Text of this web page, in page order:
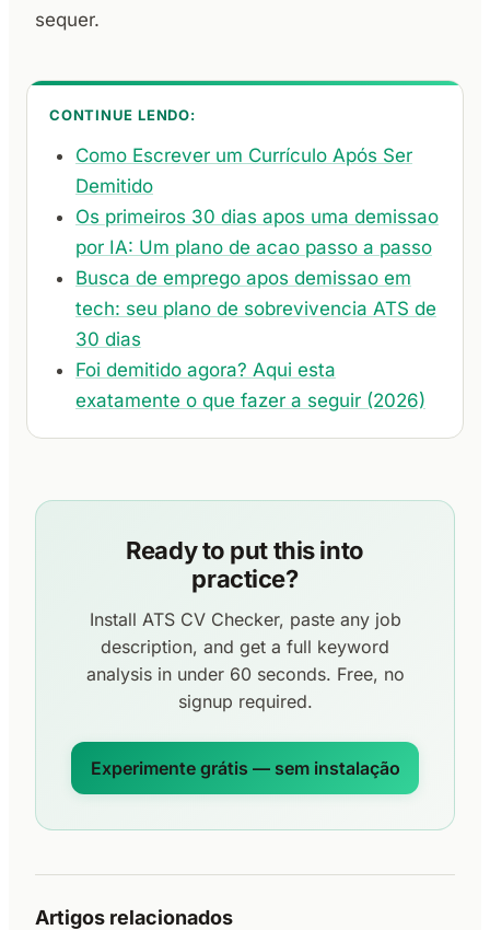
sequer.
CONTINUE LENDO:
Como Escrever um Currículo Após Ser
Demitido
Os primeiros 30 dias apos uma demissao
por IA: Um plano de acao passo a passo
Busca de emprego apos demissao em
tech: seu plano de sobrevivencia ATS de
30 dias
Foi demitido agora? Aqui esta
exatamente o que fazer a seguir (2026)
Ready to put this into
practice?
Install ATS CV Checker, paste any job
description, and get a full keyword
analysis in under 60 seconds. Free, no
signup required.
Experimente grátis — sem instalação
Artigos relacionados